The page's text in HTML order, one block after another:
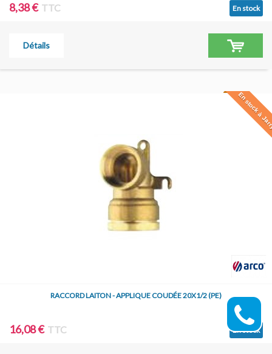
8,38 € TTC En stock
Détails
En stock à
RACCORD LAITON - APPLIQUE COUDÉE 20X1/2 (PE)
16,08 € TTC En stock